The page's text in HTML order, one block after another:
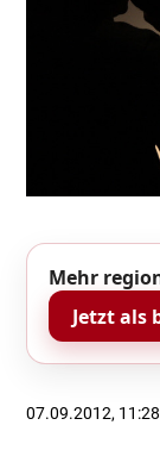
Mehr
Jetzt als
07.09.2012,